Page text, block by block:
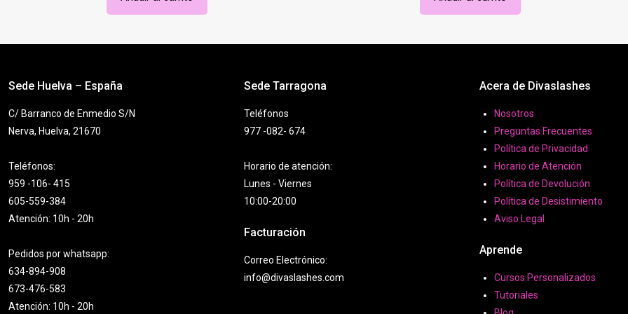
era:
es:
Sede Huelva – España
C/ Barranco de Enmedio S/N
Nerva, Huelva, 21670
Teléfonos:
959 -106- 415
605-559-384
Atención: 10h - 20h
Pedidos por whatsapp:
634-894-908
673-476-583
Atención: 10h - 20h
Sede Tarragona
Teléfonos
977 -082- 674
Horario de atención:
Lunes - Viernes
10:00-20:00
Facturación
Correo Electrónico:
info@divaslashes.com
Acera de Divaslashes
Nosotros
Preguntas Frecuentes
Política de Privacidad
Horario de Atención
Política de Devolución
Política de Desistimiento
Aviso Legal
Aprende
Cursos Personalizados
Tutoriales